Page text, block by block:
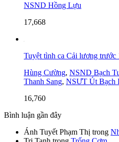
NSND Hồng Lựu
17,668
Tuyệt tình ca Cải lương trước
Hùng Cường, NSND Bạch
Thanh Sang, NSƯT Út Bạch
16,760
Bình luận gần đây
Ánh Tuyết Phạm Thị trong